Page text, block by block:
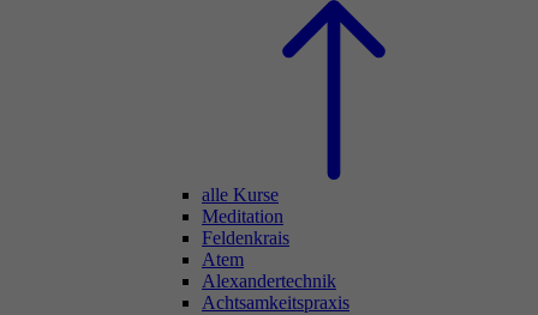
alle Kurse
Meditation
Feldenkrais
Atem
Alexandertechnik
Achtsamkeitspraxis